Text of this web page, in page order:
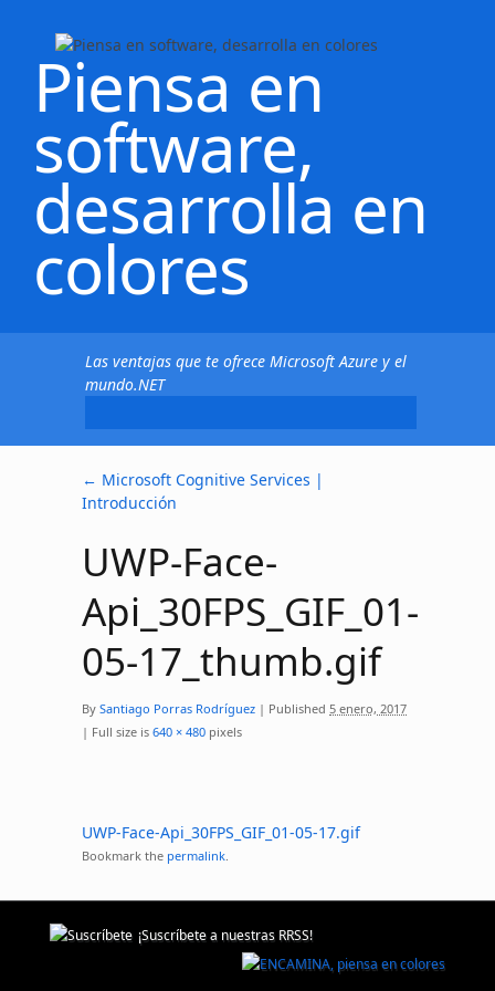
Piensa en
software,
desarrolla en
colores
Las ventajas que te ofrece Microsoft Azure y el
mundo.NET
← Microsoft Cognitive Services |
Introducción
UWP-Face-
Api_30FPS_GIF_01-
05-17_thumb.gif
By Santiago Porras Rodríguez | Published 5 enero, 2017
| Full size is 640 × 480 pixels
UWP-Face-Api_30FPS_GIF_01-05-17.gif
Bookmark the permalink
¡Suscríbete a nuestras RRSS!